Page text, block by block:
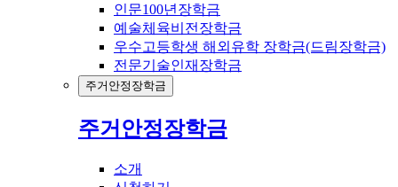
인문100년장학금
예술체육비전장학금
우수고등학생 해외유학 장학금(드림장학금)
전문기술인재장학금
주거안정장학금
주거안정장학금
소개